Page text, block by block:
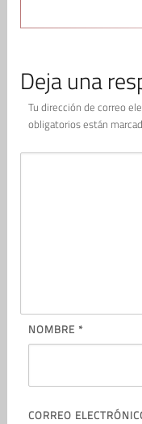
Deja una
Tu dirección de correo
obligatorios están
NOMBRE *
CORREO